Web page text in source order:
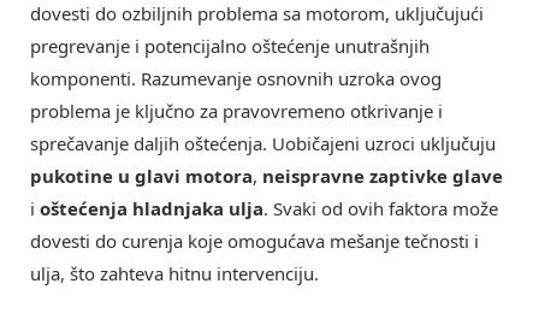
dovesti do ozbiljnih problema sa motorom, uključujući
pregrevanje i potencijalno oštećenje unutrašnjih
komponenti. Razumevanje osnovnih uzroka ovog
problema je ključno za pravovremeno otkrivanje i
sprečavanje daljih oštećenja. Uobičajeni uzroci uključuju
pukotine u glavi motora, neispravne zaptivke glave
i oštećenja hladnjaka ulja. Svaki od ovih faktora može
dovesti do curenja koje omogućava mešanje tečnosti i
ulja, što zahteva hitnu intervenciju.